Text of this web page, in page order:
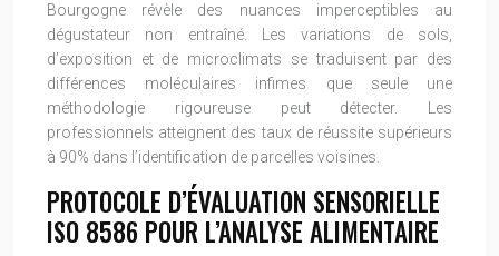
Bourgogne révèle des nuances imperceptibles au
dégustateur non entraîné. Les variations de sols,
d’exposition et de microclimats se traduisent par des
différences moléculaires infimes que seule une
méthodologie rigoureuse peut détecter. Les
professionnels atteignent des taux de réussite supérieurs
à 90% dans l’identification de parcelles voisines.
PROTOCOLE D’ÉVALUATION SENSORIELLE
ISO 8586 POUR L’ANALYSE ALIMENTAIRE